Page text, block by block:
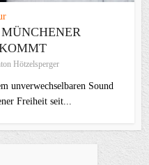
Hötzelsperger
unverwechselbaren Sound
Freiheit seit...